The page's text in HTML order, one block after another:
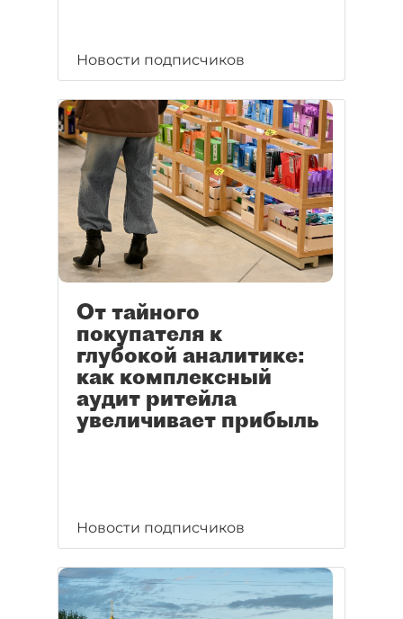
Новости подписчиков
От тайного
покупателя к
глубокой аналитике:
как комплексный
аудит ритейла
увеличивает прибыль
Новости подписчиков